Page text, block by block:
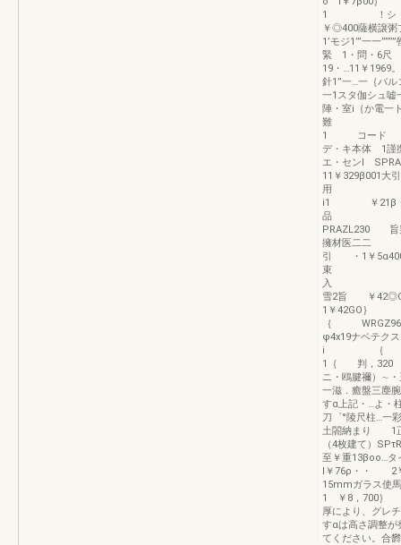
1 ！シ・イ
￥◎400薩横譲
1’モジ1’”一一
緊 1・問・6尺
19・…11￥1969
針1”一…一｛バ
一1スタ伽シュ嘘
陣・室i｛か電一
難 ｝
1 コード
デ・キ本体
エ・センl
11￥
用 1
i1 ￥21β・・
品
PRAZL230
擁材医二二
引 ・1￥
束
入
雪2旨
1￥
｛
i ｛ Y丁
1｛
ニ・鴎腱禰）∼
一滋．癒盤三
すα上記・…よ・
刀゜°陵尺柱…
土閤納ま
（4枚建て
至￥重13βoo…
l￥76ρ・・
15mm
1 ￥8，700
厚により、グレ
すαは高さ調整が
てください。合